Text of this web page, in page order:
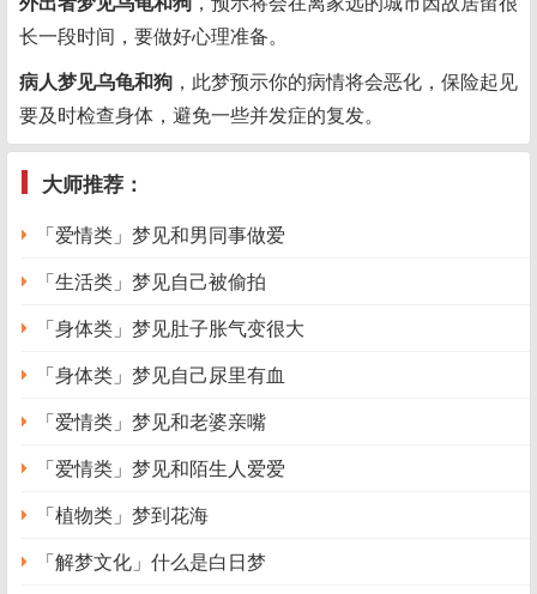
长一段时间，要做好心理准备。
病人梦见乌龟和狗 ，此梦预示你的病情将会恶化，保险起见
要及时检查身体，避免一些并发症的复发。
大师推荐：
「爱情类」梦见和男同事做爱
「生活类」梦见自己被偷拍
「身体类」梦见肚子胀气变很大
「身体类」梦见自己尿里有血
「爱情类」梦见和老婆亲嘴
「爱情类」梦见和陌生人爱爱
「植物类」梦到花海
「解梦文化」什么是白日梦